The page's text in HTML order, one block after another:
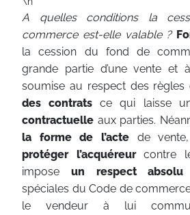
A quelles conditions la
commerce est-elle valable ?
la cession du fond de
grande partie d’une vente et
soumise au respect des
des contratsce qui laisse
contractuelle aux parties.
la forme de l’acte de
protéger l’acquéreurcontre
impose un respect absolu
spéciales du Code de
le vendeur à lui